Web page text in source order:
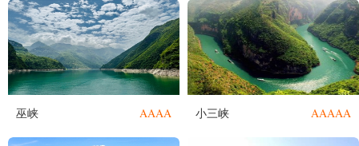
巫峡 AAAA 小三峡 AAAAA